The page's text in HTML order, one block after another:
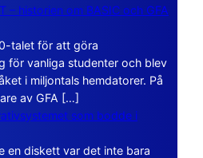
– historien om BASIC och GFA
talet för att göra
för vanliga studenter och blev
i miljontals hemdatorer. På
av GFA […]
som bodde i
en diskett var det inte bara